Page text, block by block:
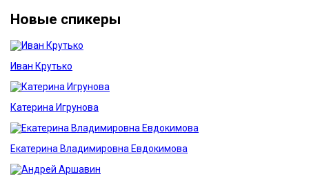
Новые спикеры
Иван Крутько
Катерина Игрунова
Екатерина Владимировна Евдокимова